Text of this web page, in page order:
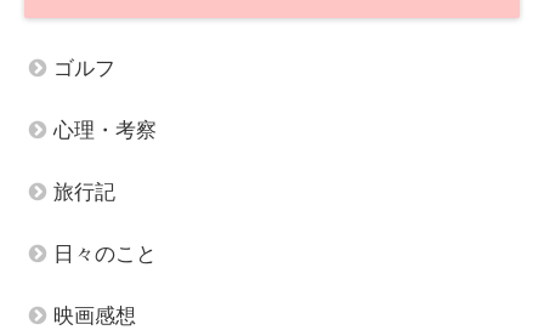
ゴルフ
心理・考察
旅行記
日々のこと
映画感想